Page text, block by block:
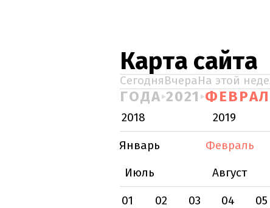
Карта сайта
СегодняВчераНа этой
ГОДА 2021
2018 2019
Январь
Февраль
Июль
Август
01
02 03 04 05